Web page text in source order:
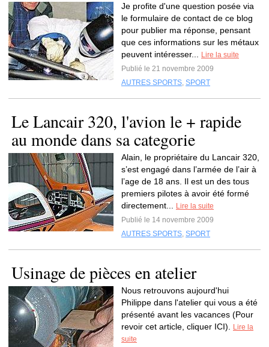
Je profite d'une question posée via
le formulaire de contact de ce blog
pour publier ma réponse, pensant
que ces informations sur les métaux
peuvent intéresser...
Lire la suite
Publié le 21 novembre 2009
AUTRES SPORTS, SPORT
Le Lancair 320, l'avion le + rapide
au monde dans sa categorie
Alain, le propriétaire du Lancair 320,
s’est engagé dans l’armée de l’air à
l’age de 18 ans. Il est un des tous
premiers pilotes à avoir été formé
directement...
Lire la suite
Publié le 14 novembre 2009
AUTRES SPORTS, SPORT
Usinage de pièces en atelier
Nous retrouvons aujourd'hui
Philippe dans l'atelier qui vous a été
présenté avant les vacances (Pour
revoir cet article, cliquer ICI).
Lire la
suite